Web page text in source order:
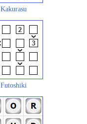
Kakurasu
Futoshiki